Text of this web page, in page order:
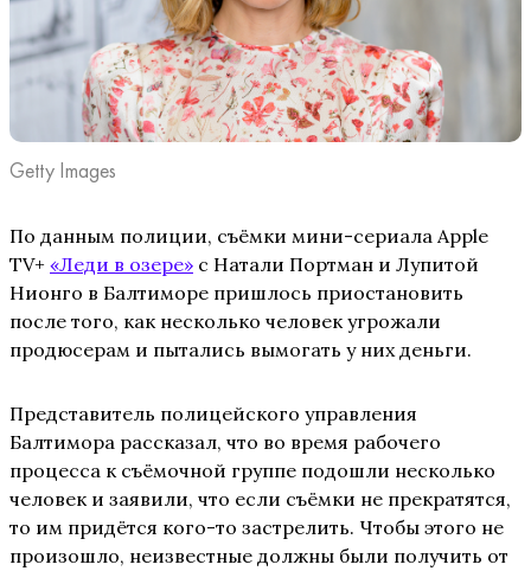
Getty Images
По данным полиции, съёмки мини-сериала Apple
TV+ «Леди в озере» с Натали Портман и Лупитой
Нионго в Балтиморе пришлось приостановить
после того, как несколько человек угрожали
продюсерам и пытались вымогать у них деньги.
Представитель полицейского управления
Балтимора рассказал, что во время рабочего
процесса к съёмочной группе подошли несколько
человек и заявили, что если съёмки не прекратятся,
то им придётся кого-то застрелить. Чтобы этого не
произошло, неизвестные должны были получить от